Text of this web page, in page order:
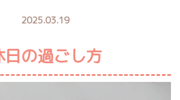
2025.03.19
日の過ごし方